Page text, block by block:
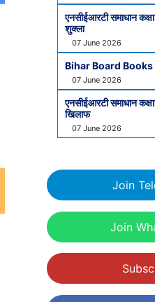
एनसीईआरटी समाधान
शुक्ला
07 June 2026
Bihar Board
07 June 2026
एनसीईआरटी समाधान
खिलाफ
07 June 2026
Join
Join